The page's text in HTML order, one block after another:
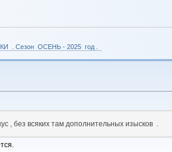
. Сезон ОСЕНЬ - 2025 год .
, без всяких там дополнительных изысков .